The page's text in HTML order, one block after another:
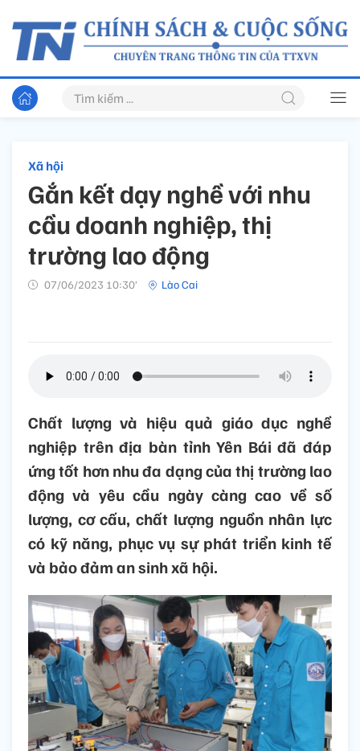
Xã hội
Gắn kết dạy nghề với nhu
cầu doanh nghiệp, thị
trường lao động
07/06/2023 10:30’ Lào Cai
Chất lượng và hiệu quả giáo dục nghề
nghiệp trên địa bàn tỉnh Yên Bái đã đáp
ứng tốt hơn nhu đa dạng của thị trường lao
động và yêu cầu ngày càng cao về số
lượng, cơ cấu, chất lượng nguồn nhân lực
có kỹ năng, phục vụ sự phát triển kinh tế
và bảo đảm an sinh xã hội.